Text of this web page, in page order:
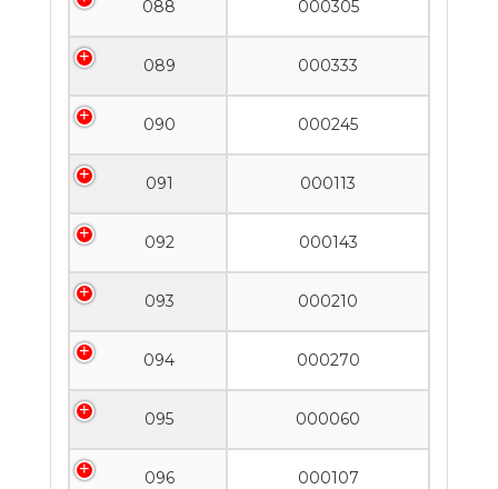
088 000305
089 000333
090 000245
091 000113
092 000143
093 000210
094 000270
095 000060
096 000107